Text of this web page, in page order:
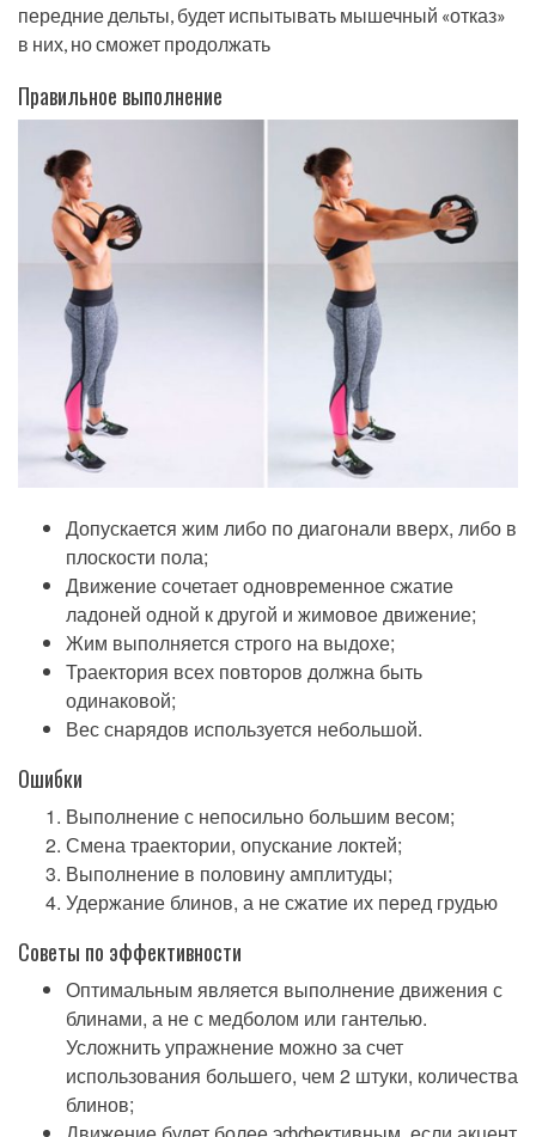
передние дельты, будет испытывать мышечный «отказ»
в них, но сможет продолжать
Правильное выполнение
Допускается жим либо по диагонали вверх, либо в
плоскости пола;
Движение сочетает одновременное сжатие
ладоней одной к другой и жимовое движение;
Жим выполняется строго на выдохе;
Траектория всех повторов должна быть
одинаковой;
Вес снарядов используется небольшой.
Ошибки
Выполнение с непосильно большим весом;
Смена траектории, опускание локтей;
Выполнение в половину амплитуды;
Удержание блинов, а не сжатие их перед грудью
Советы по эффективности
Оптимальным является выполнение движения с
блинами, а не с медболом или гантелью.
Усложнить упражнение можно за счет
использования большего, чем 2 штуки, количества
блинов;